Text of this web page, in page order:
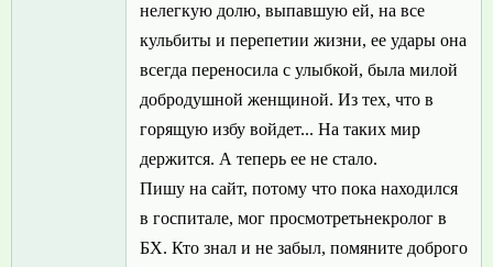
нелегкую долю, выпавшую ей, на все
кульбиты и перепетии жизни, ее удары она
всегда переносила с улыбкой, была милой
добродушной женщиной. Из тех, что в
горящую избу войдет... На таких мир
держится. А теперь ее не стало.
Пишу на сайт, потому что пока находился
в госпитале, мог просмотретьнекролог в
БХ. Кто знал и не забыл, помяните доброго